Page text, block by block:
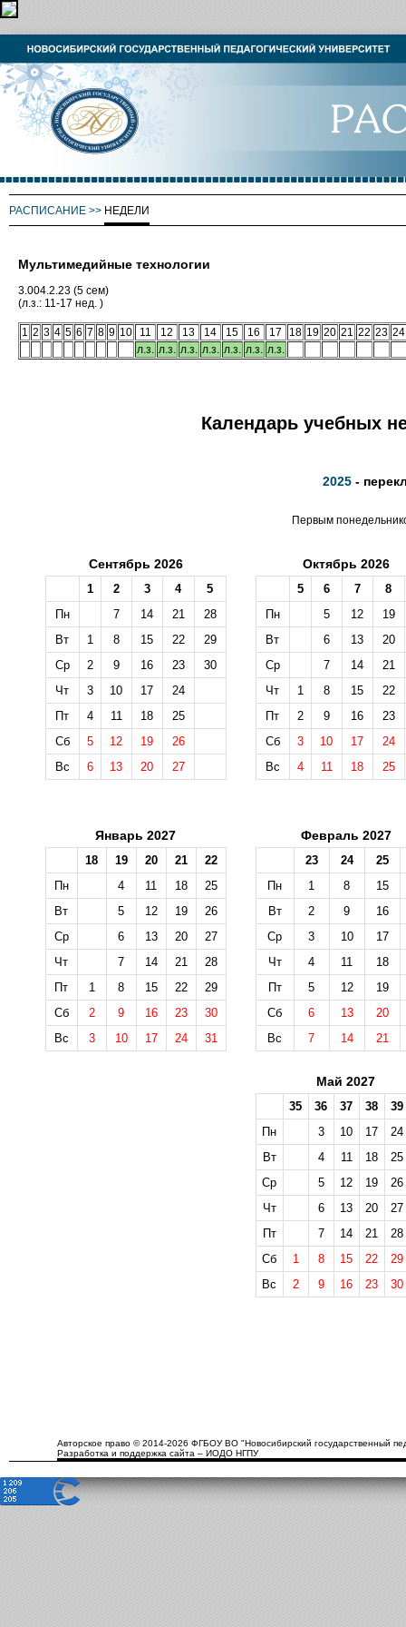
РАСПИСАНИЕ >> НЕДЕЛИ
Мультимедийные технологии
3.004.2.23 (5 сем)
(л.з.: 11-17 нед. )
1 2 3 4 5 6 7 8 9 10 11 12 13 14 15 16 17 18 19 20 21 22 23 24
л.з. л.з. л.з. л.з. л.з. л.з. л.з.
Календарь учебных
2025 -
Первым
Сентябрь 2026
1 2 3 4
5
Пн
7 14 21
28
Вт
1 8 15 22
29
Ср
2 9 16 23
30
Чт
3 10 17
24
Пт
4 11 18
25
Сб
5 12 19
26
Вс
6 13 20 27
Октябрь 2026
5 6 7
8
Пн
5 12
19
Вт
6 13
20
Ср
7 14
21
Чт
1 8 15
22
Пт
2 9 16
23
Сб
3 10 17
24
Вс
4 11 18 25
Январь 2027
18 19 20 21
22
Пн
4 11 18
25
Вт
5 12 19
26
Ср
6 13 20
27
Чт
7 14 21
28
Пт
1 8 15 22
29
Сб
2 9 16 23
30
Вс
3 10 17 24 31
Февраль 2027
23 24
25
Пн
1 8
15
Вт
2 9
16
Ср
3 10
17
Чт
4 11
18
Пт
5 12
19
Сб
6 13
20
Вс
7 14 21
Май 2027
35 36 37 38
39
Пн
3 10 17
24
Вт
4 11 18
25
Ср
5 12 19
26
Чт
6 13 20
27
Пт
7 14 21
28
Сб
1 8 15 22
29
Вс
2 9 16 23 30
Авторское право © 2014-2026 ФГБОУ ВО "Новосибирский государственный
Разработка и поддержка сайта – ИОДО НГПУ